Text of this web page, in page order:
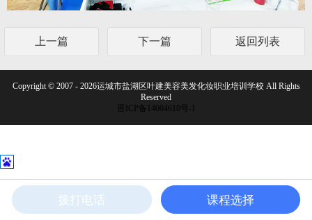
上一篇 下一篇 返回列表
Copyright © 2007 - 2026运城市盐湖区叶建美容美发化妆职业培训学校 All Rights
Reserved
晋ICP备14004610号-1
电话咨询 在线咨询 联系我们 首页
拨打电话 课程选择